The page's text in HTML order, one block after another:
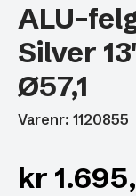
ALU-
Silver
Ø57,1
Varenr: 1120855
kr